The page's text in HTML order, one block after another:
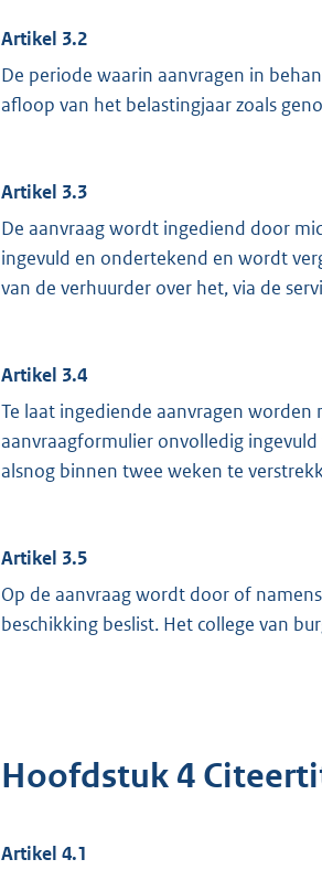
Artikel 3.2
De periode waarin aanvragen in
afloop van het belastingjaar zoals
Artikel 3.3
De aanvraag wordt ingediend door
ingevuld en ondertekend en wordt
van de verhuurder over het, via de
Artikel 3.4
Te laat ingediende aanvragen
aanvraagformulier onvolledig
alsnog binnen twee weken te
Artikel 3.5
Op de aanvraag wordt door of
beschikking beslist. Het college van
Hoofdstuk 4
Artikel 4.1